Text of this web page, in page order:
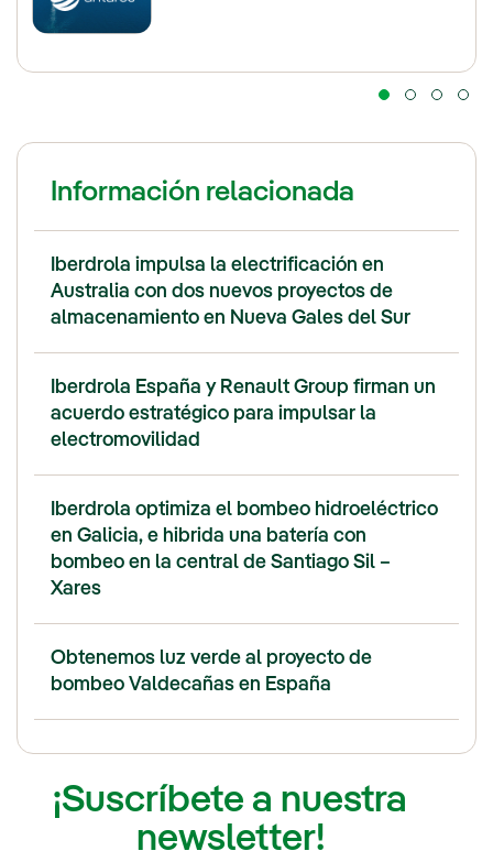
Información relacionada
Iberdrola impulsa la electrificación en
Australia con dos nuevos proyectos de
almacenamiento en Nueva Gales del Sur
Iberdrola España y Renault Group firman un
acuerdo estratégico para impulsar la
electromovilidad
Iberdrola optimiza el bombeo hidroeléctrico
en Galicia, e hibrida una batería con
bombeo en la central de Santiago Sil –
Xares
Obtenemos luz verde al proyecto de
bombeo Valdecañas en España
¡Suscríbete a nuestra
newsletter!